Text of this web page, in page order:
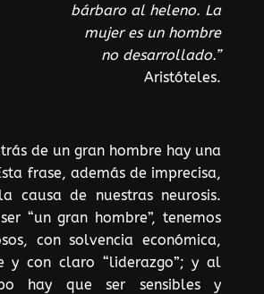
bárbaro al heleno. La
mujer es un hombre
no desarrollado.”
Aristóteles.
de un gran hombre hay una
frase, además de imprecisa,
causa de nuestras neurosis.
“un gran hombre”, tenemos
con solvencia económica,
y con claro “liderazgo”; y al
hay que ser sensibles y